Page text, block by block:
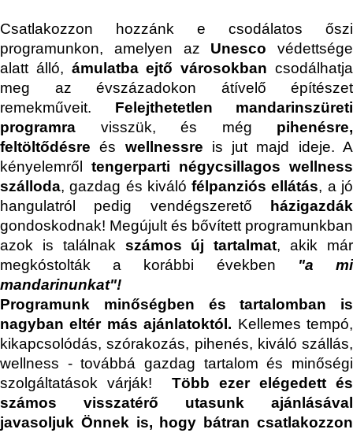
Csatlakozzon hozzánk e csodálatos őszi
programunkon, amelyen az Unesco védettsége
alatt álló, ámulatba ejtő városokban csodálhatja
meg az évszázadokon átívelő építészet
remekműveit. Felejthetetlen mandarinszüreti
programra visszük, és még pihenésre,
feltöltődésreés wellnessre is jut majd ideje. A
kényelemről tengerparti négycsillagos wellness
szálloda, gazdag és kiválófélpanziós ellátás, a jó
hangulatról pedig vendégszerető
házigazdák
gondoskodnak! Megújult és bővített programunkban
azok is találnak számos új tartalmat, akik már
megkóstolták a korábbi években
"a mi
mandarinunkat"!
Programunk minőségben és tartalomban is
nagyban eltér más ajánlatoktól. Kellemes tempó,
kikapcsolódás, szórakozás, pihenés, kiváló szállás,
wellness - továbbá gazdag tartalom és minőségi
szolgáltatások várják! Több ezer elégedett és
számos visszatérő utasunk ajánlásával
javasoljuk Önnek is, hogy bátran csatlakozzon